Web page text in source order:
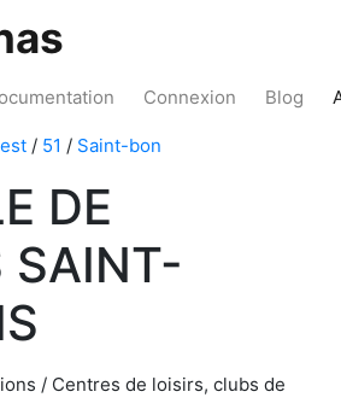
Connexion Blog
/ 51 / Saint-bon
DE
SAINT-
/ Centres de loisirs, clubs de